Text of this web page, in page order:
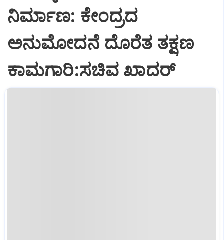
ನಿರ್ಮಾಣ: ಕೇಂದ್ರದ
ಅನುಮೋದನೆ ದೊರೆತ ತಕ್ಷಣ
ಕಾಮಗಾರಿ:ಸಚಿವ ಖಾದರ್